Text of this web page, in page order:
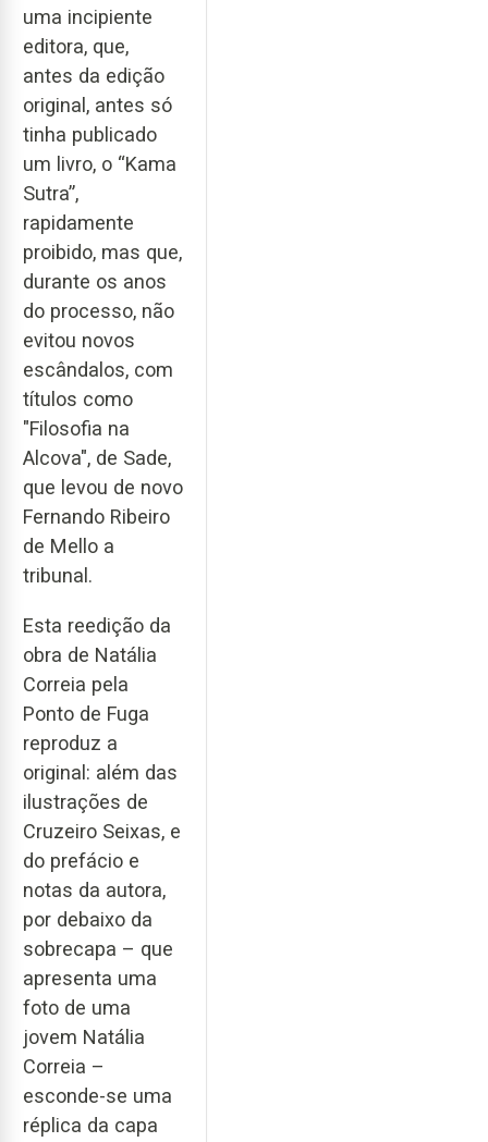
uma incipiente
editora, que,
antes da edição
original, antes só
tinha publicado
um livro, o “Kama
Sutra”,
rapidamente
proibido, mas que,
durante os anos
do processo, não
evitou novos
escândalos, com
títulos como
"Filosofia na
Alcova", de Sade,
que levou de novo
Fernando Ribeiro
de Mello a
tribunal.
Esta reedição da
obra de Natália
Correia pela
Ponto de Fuga
reproduz a
original: além das
ilustrações de
Cruzeiro Seixas, e
do prefácio e
notas da autora,
por debaixo da
sobrecapa – que
apresenta uma
foto de uma
jovem Natália
Correia –
esconde-se uma
réplica da capa